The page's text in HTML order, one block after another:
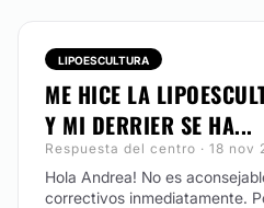
LIPOESCULTURA
ME HICE LA
Y MI DERRIER SE HA...
Respuesta del centro · 18 nov
Hola Andrea! No es
correctivos inmediatamente.